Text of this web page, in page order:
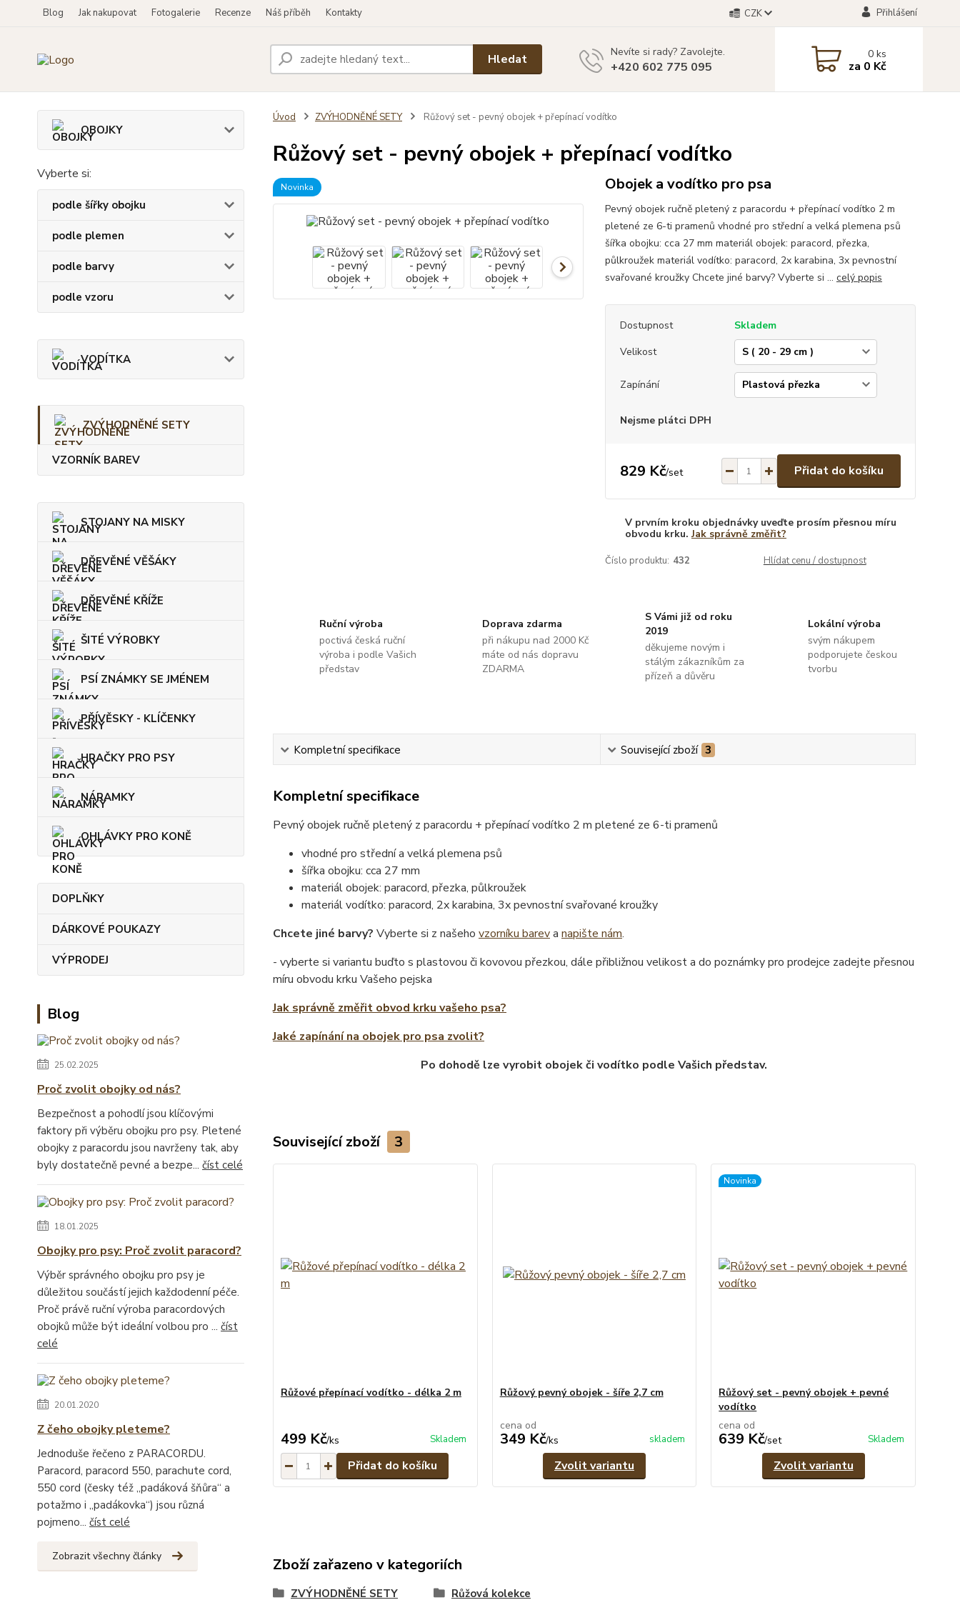
Blog Jak nakupovat Fotogalerie Recenze Náš příběh Kontakty CZK Přihlášení
Hledat Nevíte si rady? Zavolejte.
+420 602 775 095
0ks
za 0 Kč
OBOJKY
Vyberte si:
podle šířky obojku
podle plemen
podle barvy
podle vzoru
VODÍTKA
ZVÝHODNĚNÉ SETY
VZORNÍK BAREV
STOJANY NA MISKY
DŘEVĚNÉ VĚŠÁKY
DŘEVĚNÉ KŘÍŽE
ŠITÉ VÝROBKY
PSÍ ZNÁMKY SE JMÉNEM
PŘÍVĚSKY - KLÍČENKY
HRAČKY PRO PSY
NÁRAMKY
OHLÁVKY PRO KONĚ
DOPLŇKY
DÁRKOVÉ POUKAZY
VÝPRODEJ
Blog
25.02.2025
Proč zvolit obojky od nás?
Bezpečnost a pohodlí jsou klíčovými
faktory při výběru obojku pro psy. Pletené
obojky z paracordu jsou navrženy tak, aby
byly dostatečně pevné a bezpe... číst celé
18.01.2025
Obojky pro psy: Proč zvolit paracord?
Výběr správného obojku pro psy je
důležitou součástí jejich každodenní péče.
Proč právě ruční výroba paracordových
obojků může být ideální volbou pro ... číst
celé
20.01.2020
Z čeho obojky pleteme?
Jednoduše řečeno z PARACORDU.
Paracord, paracord 550, parachute cord,
550 cord (česky též „padáková šňůra“ a
potažmo i „padákovka“) jsou různá
pojmeno... číst celé
Zobrazit všechny články
Úvod ZVÝHODNĚNÉ SETY Růžový set - pevný obojek + přepínací vodítko
Růžový set - pevný obojek + přepínací vodítko
Novinka Obojek a vodítko pro psa
Pevný obojek ručně pletený z paracordu + přepínací vodítko 2 m
pletené ze 6-ti pramenů vhodné pro střední a velká plemena psů
šířka obojku: cca 27 mm materiál obojek: paracord, přezka,
půlkroužek materiál vodítko: paracord, 2x karabina, 3x pevnostní
svařované kroužky Chcete jiné barvy? Vyberte si ... celý popis
Dostupnost
Skladem
Velikost
Zapínání
Nejsme plátci DPH
829 Kč/set Přidat do košíku
V prvním kroku objednávky uveďte prosím přesnou míru
obvodu krku.Jak správně změřit?
Číslo produktu: 432 Hlídat cenu / dostupnost
Ruční výroba
poctivá česká ruční
výroba i podle Vašich
představ
Doprava zdarma
při nákupu nad 2000 Kč
máte od nás dopravu
ZDARMA
S Vámi již od roku
2019
děkujeme novým i
stálým zákazníkům za
přízeň a důvěru
Lokální výroba
svým nákupem
podporujete českou
tvorbu
Kompletní specifikace Související zboží 3
Kompletní specifikace
Pevný obojek ručně pletený z paracordu + přepínací vodítko 2 m pletené ze 6-ti pramenů
vhodné pro střední a velká plemena psů
šířka obojku: cca 27 mm
materiál obojek: paracord, přezka, půlkroužek
materiál vodítko: paracord, 2x karabina, 3x pevnostní svařované kroužky
Chcete jiné barvy? Vyberte si z našeho vzorníku bareva napište nám.
- vyberte si variantu buďto s plastovou či kovovou přezkou, dále přibližnou velikost a do poznámky pro prodejce zadejte přesnou
míru obvodu krku Vašeho pejska
Jak správně změřit obvod krku vašeho psa?
Jaké zapínání na obojek pro psa zvolit?
Po dohodě lze vyrobit obojek či vodítko podle Vašich představ.
Související zboží 3
Růžové přepínací vodítko - délka 2 m
499 Kč/ks Skladem
Přidat do košíku
Růžový pevný obojek - šíře 2,7 cm
cena od
349 Kč/ks skladem
Zvolit variantu
Novinka
Růžový set - pevný obojek + pevné
vodítko
cena od
639 Kč/set Skladem
Zvolit variantu
Zboží zařazeno v kategoriích
ZVÝHODNĚNÉ SETY Růžová kolekce